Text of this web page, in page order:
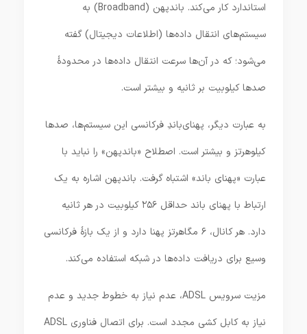
استاندارد کار می‌کند. باندپهن (Broadband) به
سیستم‌های انتقال داده‌ها (اطلاعات دیجیتال) گفته
می‌شود؛ که در آن‌ها سرعت انتقال داده‌ها در محدودۀ
صدها کیلو‌بیت بر ثانیه و بیشتر است.
به عبارت دیگر، پهنای‌باندِ فرکانسی این سیستم‌ها، صدها
کیلوهرتز و بیشتر است. اصطلاح «باندپهن» را نباید با
عبارت «پهنای باند» اشتباه گرفت. باندپهن اشاره به یک
ارتباط با پهنای باند حداقل ۲۵۶ کیلوبیت در هر ثانیه
دارد. هر کانال، ۶ مگاهرتز پهنا دارد و از یک بازۀ فرکانسی
وسیع برای دریافت داده‌ها در شبکه استفاده می‌کند.
مزیت سرویس ADSL، عدم نیاز به خطوط جدید و عدم
نیاز به کابل کشی مجدد است. برای اتصال فناوری ADSL